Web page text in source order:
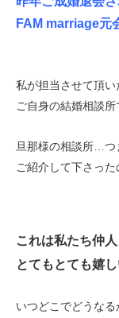
FAM marriage元
私が担当させて頂い
ご自身の結婚相談所
旦那様の相談所…つ
ご紹介して下さった
これは私たち仲
とてもとても嬉し
いつどこでどうなる